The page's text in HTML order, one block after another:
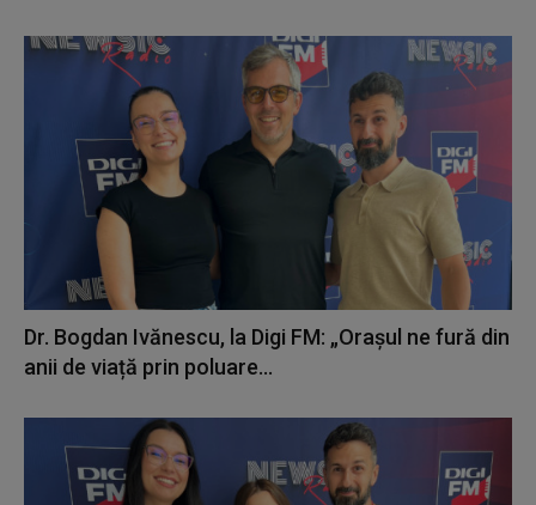
Dr. Bogdan Ivănescu, la Digi FM: „Orașul ne fură din
anii de viață prin poluare...